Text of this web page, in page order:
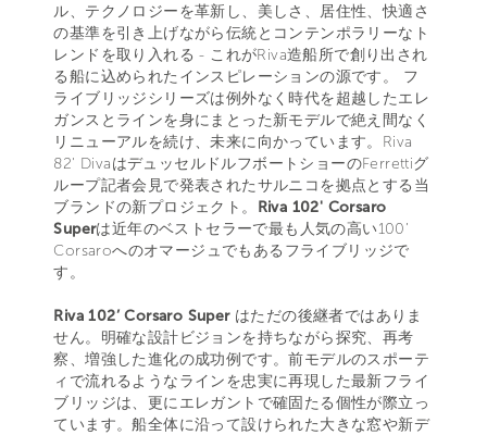
ル、テクノロジーを革新し、美しさ、居住性、快適さ
の基準を引き上げながら伝統とコンテンポラリーなト
レンドを取り入れる - これがRiva造船所で創り出され
る船に込められたインスピレーションの源です。 フ
ライブリッジシリーズは例外なく時代を超越したエレ
ガンスとラインを身にまとった新モデルで絶え間なく
リニューアルを続け、未来に向かっています。Riva
82' DivaはデュッセルドルフボートショーのFerrettiグ
ループ記者会見で発表されたサルニコを拠点とする当
ブランドの新プロジェクト。 Riva 102' Corsaro
Superは近年のベストセラーで最も人気の高い100’
Corsaroへのオマージュでもあるフライブリッジで
す。
Riva 102’ Corsaro Superはただの後継者ではありま
せん。明確な設計ビジョンを持ちながら探究、再考
察、増強した進化の成功例です。前モデルのスポーテ
ィで流れるようなラインを忠実に再現した最新フライ
ブリッジは、更にエレガントで確固たる個性が際立っ
ています。船全体に沿って設けられた大きな窓や新デ